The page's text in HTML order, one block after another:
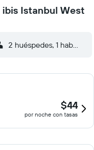
Istanbul West
2 huéspedes, 1
$44
por noche con tasas